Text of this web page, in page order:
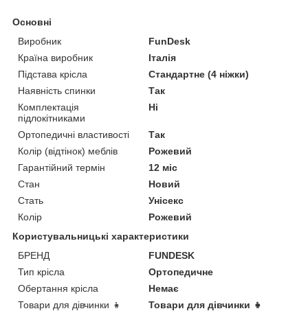
Основні
Виробник
FunDesk
Країна виробник
Італія
Підстава крісла
Стандартне (4 ніжки)
Наявність спинки
Так
Комплектація
підлокітниками
Ні
Ортопедичні властивості
Так
Колір (відтінок) меблів
Рожевий
Гарантійний термін
12 міс
Стан
Новий
Стать
Унісекс
Колір
Рожевий
Користувальницькі характеристики
БРЕНД
FUNDESK
Тип крісла
Ортопедичне
Обертання крісла
Немає
Товари для дівчинки 👧
Товари для дівчинки 👧